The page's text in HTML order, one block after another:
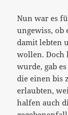
Nun war es
ungewiss, ob
damit lebten
wollen. Doch
wurde, gab
die einen bis
erlaubten,
halfen auch